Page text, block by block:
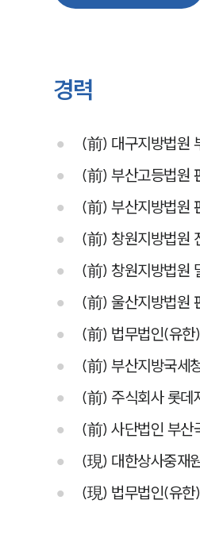
경력
(前) 대구지방법원
(前) 부산고등법원
(前) 부산지방법원
(前) 창원지방법원
(前) 창원지방법원
(前) 울산지방법원
(前) 법무법인(유한
(前) 부산지방국세
(前) 주식회사 롯데
(前) 사단법인 부산
(現) 대한상사중재
(現) 법무법인(유한